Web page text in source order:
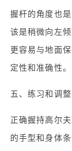
握杆的角度也
该是稍微向左
更容易与地面
定性和准确性。
五、练习和调整
正确握持高尔
的手型和身体